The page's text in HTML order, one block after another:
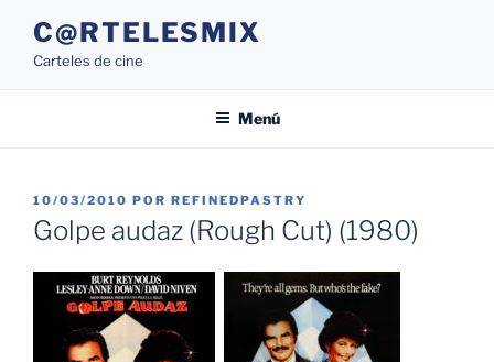
contenido
C@RTELESMIX
Carteles de cine
Menú
PUBLICADO
EL
10/03/2010 POR REFINEDPASTRY
Golpe audaz (Rough Cut) (1980)